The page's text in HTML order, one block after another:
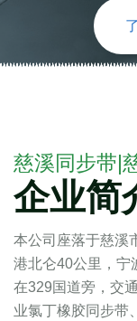
慈溪同步带|
企业简
本公司座落于慈溪
港北仑40公里，宁
在329国道旁，交
业氯丁橡胶同步带